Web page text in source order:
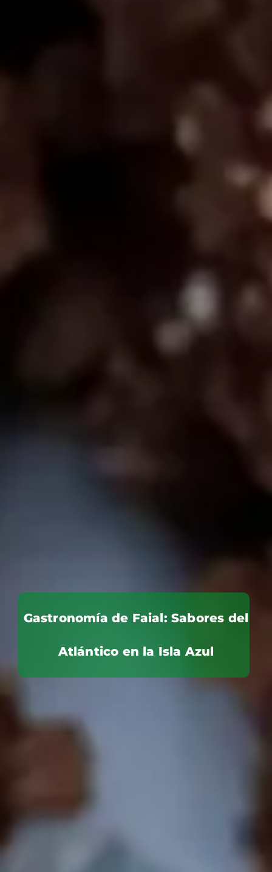
Gastronomía de Faial: Sabores del
Atlántico en la Isla Azul